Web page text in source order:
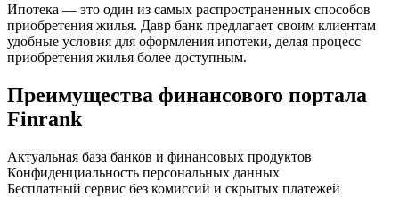
Ипотека — это один из самых распространенных способов
приобретения жилья. Давр банк предлагает своим клиентам
удобные условия для оформления ипотеки, делая процесс
приобретения жилья более доступным.
Преимущества финансового портала
Finrank
Актуальная база банков и финансовых продуктов
Конфиденциальность персональных данных
Бесплатный сервис без комиссий и скрытых платежей